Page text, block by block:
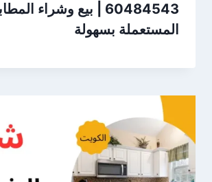
60484543 | بيع وشراء
المستعملة بسهولة